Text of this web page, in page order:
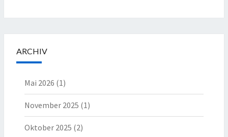
ARCHIV
Mai 2026 (1)
November 2025 (1)
Oktober 2025 (2)